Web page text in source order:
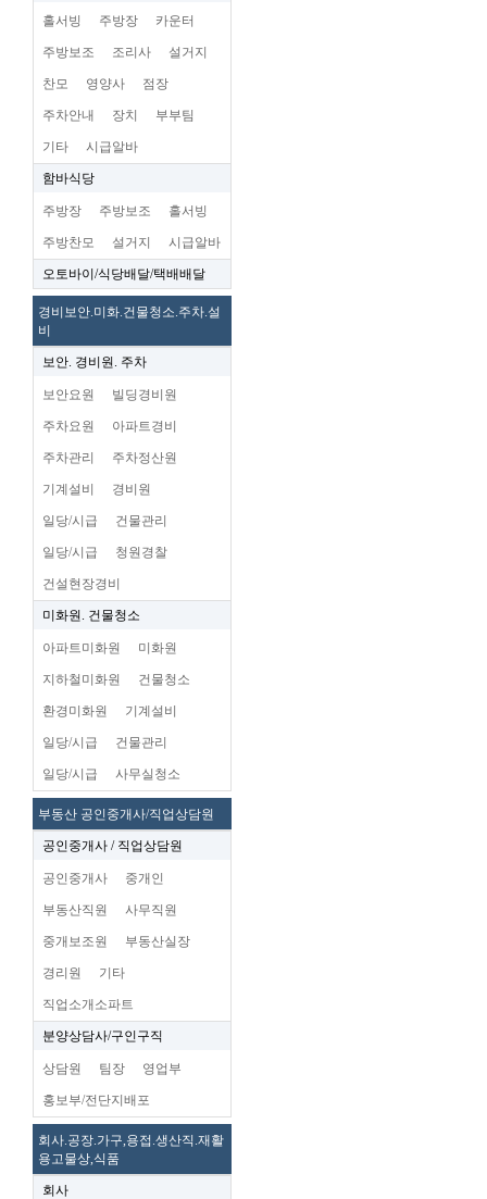
홀서빙 주방장 카운터
주방보조 조리사 설거지
찬모 영양사 점장
주차안내 장치 부부팀
기타 시급알바
함바식당
주방장 주방보조 홀서빙
주방찬모 설거지 시급알바
오토바이/식당배달/택배배달
경비보안.미화.건물청소.주차.설
비
보안. 경비원. 주차
보안요원 빌딩경비원
주차요원 아파트경비
주차관리 주차정산원
기계설비 경비원
일당/시급 건물관리
일당/시급 청원경찰
건설현장경비
미화원. 건물청소
아파트미화원 미화원
지하철미화원 건물청소
환경미화원 기계설비
일당/시급 건물관리
일당/시급 사무실청소
부동산 공인중개사/직업상담원
공인중개사 / 직업상담원
공인중개사 중개인
부동산직원 사무직원
중개보조원 부동산실장
경리원 기타
직업소개소파트
분양상담사/구인구직
상담원 팀장 영업부
홍보부/전단지배포
회사.공장.가구,용접.생산직.재활
용고물상,식품
회사